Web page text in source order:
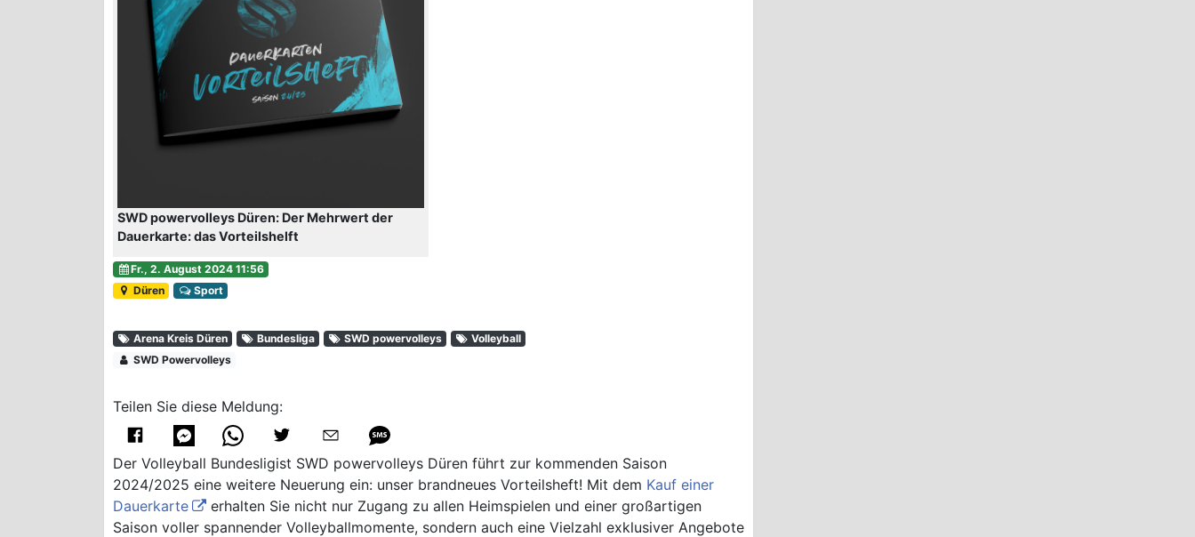
SWD powervolleys Düren: Der Mehrwert der
Dauerkarte: das Vorteilshelft
Fr., 2. August 2024 11:56
Düren
Sport
Arena Kreis Düren Bundesliga SWD powervolleys
Volleyball
SWD Powervolleys
Teilen Sie diese Meldung:
Der Volleyball Bundesligist SWD powervolleys Düren führt zur kommenden Saison
2024/2025 eine weitere Neuerung ein: unser brandneues Vorteilsheft! Mit dem Kauf einer
Dauerkarte
erhalten Sie nicht nur Zugang zu allen Heimspielen und einer großartigen
Saison voller spannender Volleyballmomente, sondern auch eine Vielzahl exklusiver Angebote